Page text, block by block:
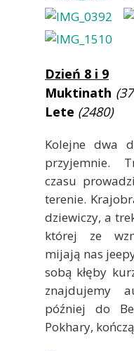
Dzień 8 i 9
Muktinath
Lete (2480)
Kolejne dwa
przyjemnie.
czasu
terenie.
dziewiczy, a
której ze
mijają nas
sobą kłęby
znajdujemy
później do
Pokhary,